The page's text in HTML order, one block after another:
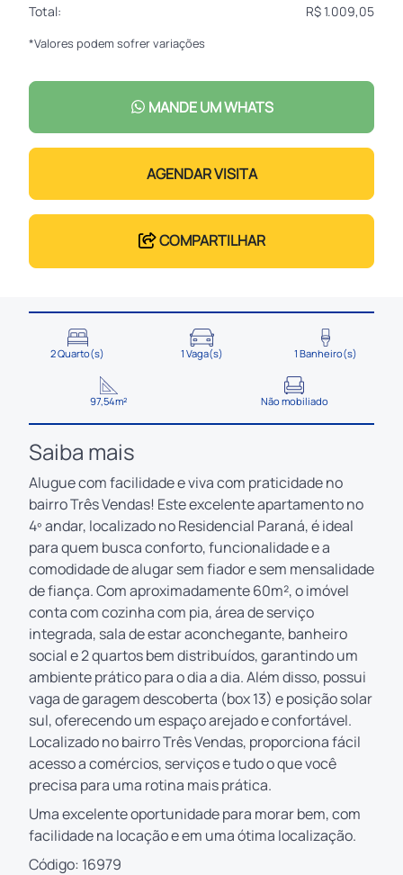
Total: R$ 1.009,05
*Valores podem sofrer variações
MANDE UM WHATS
AGENDAR VISITA
COMPARTILHAR
2 Quarto(s) 1 Vaga(s) 1 Banheiro(s)
97,54m² Não mobiliado
Saiba mais
Alugue com facilidade e viva com praticidade no
bairro Três Vendas! Este excelente apartamento no
4º andar, localizado no Residencial Paraná, é ideal
para quem busca conforto, funcionalidade e a
comodidade de alugar sem fiador e sem mensalidade
de fiança. Com aproximadamente 60m², o imóvel
conta com cozinha com pia, área de serviço
integrada, sala de estar aconchegante, banheiro
social e 2 quartos bem distribuídos, garantindo um
ambiente prático para o dia a dia. Além disso, possui
vaga de garagem descoberta (box 13) e posição solar
sul, oferecendo um espaço arejado e confortável.
Localizado no bairro Três Vendas, proporciona fácil
acesso a comércios, serviços e tudo o que você
precisa para uma rotina mais prática.
Uma excelente oportunidade para morar bem, com
facilidade na locação e em uma ótima localização.
Código: 16979